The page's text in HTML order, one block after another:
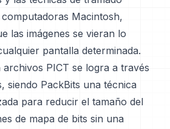
Macintosh,
las imágenes se vieran lo
pantalla determinada.
PICT se logra a través
siendo PackBits una técnica
para reducir el tamaño del
de mapa de bits sin una